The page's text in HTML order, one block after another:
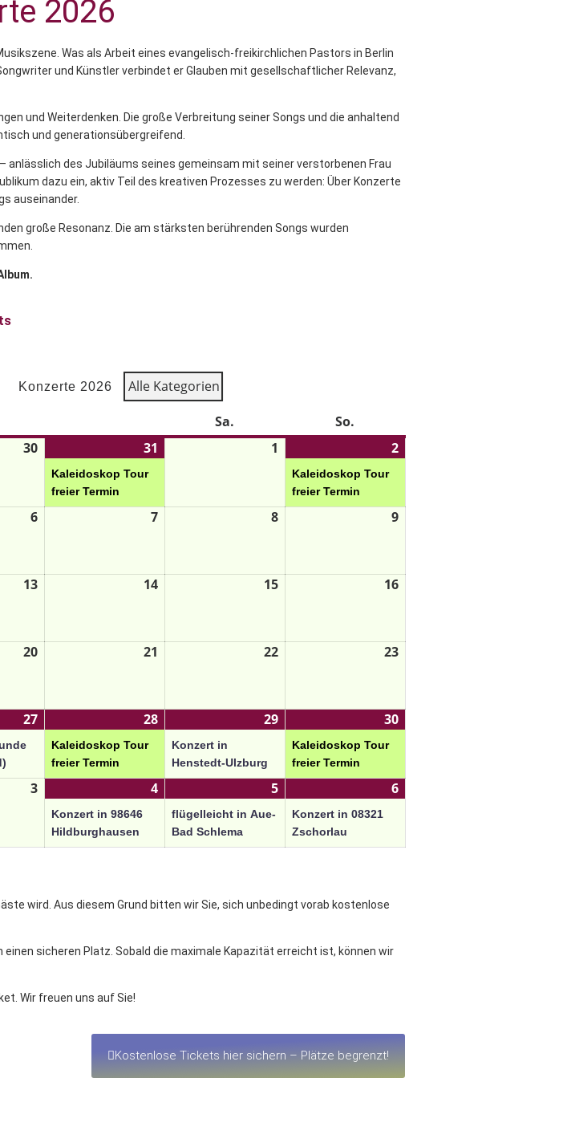
2026
Was als Arbeit eines evangelisch-freikirchlichen Pastors in Berlin
und Künstler verbindet er Glauben mit gesellschaftlicher Relevanz,
und Weiterdenken. Die große Verbreitung seiner Songs und die anhaltend
und generationsübergreifend.
anlässlich des Jubiläums seines gemeinsam mit seiner verstorbenen Frau
dazu ein, aktiv Teil des kreativen Prozesses zu werden: Über Konzerte
auseinander.
große Resonanz. Die am stärksten berührenden Songs wurden
Konzerte 2026
Alle Kategorien
Sa.
So.
30 31
Kaleidoskop Tour
freier Termin
1 2
Kaleidoskop Tour
freier Termin
6 7 8 9
13 14 15 16
20 21 22 23
27 28
Kaleidoskop Tour
freier Termin
29
Konzert in
Henstedt-Ulzburg
30
Kaleidoskop Tour
freier Termin
3 4
Konzert in 98646
Hildburghausen
5
flügelleicht in Aue-
Bad Schlema
6
Konzert in 08321
Zschorlau
wird. Aus diesem Grund bitten wir Sie, sich unbedingt vorab kostenlose
sicheren Platz. Sobald die maximale Kapazität erreicht ist, können wir
Wir freuen uns auf Sie!
Kostenlose Tickets hier sichern – Plätze begrenzt!